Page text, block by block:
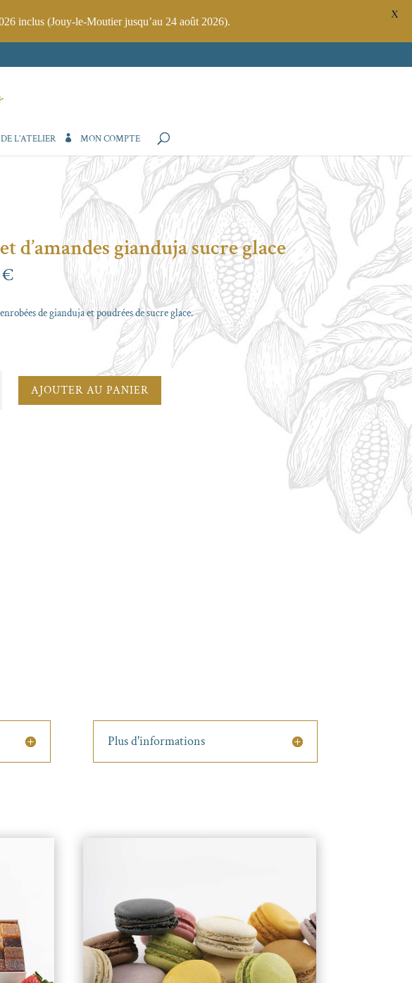
L’ATELIER MON COMPTE
d’amandes gianduja sucre glace
€
de gianduja et poudrées de sucre glace.
AJOUTER AU PANIER
Plus d'informations
inclus (Jouy-le-Moutier jusqu’au 24 août 2026).
X